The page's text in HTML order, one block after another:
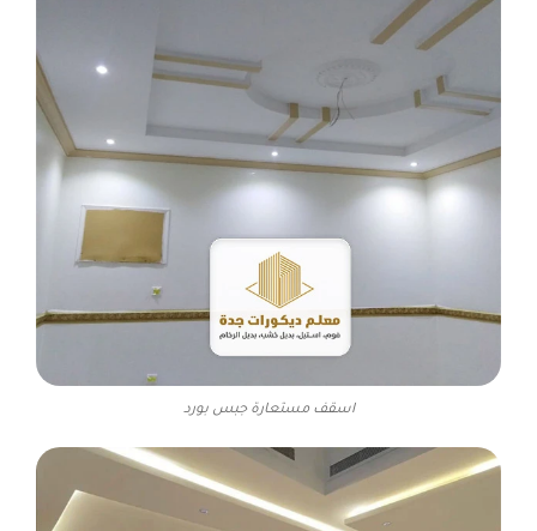
اسقف مستعارة جبس بورد